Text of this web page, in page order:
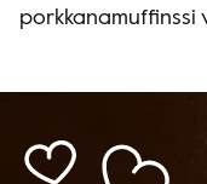
porkkanamuffinssi